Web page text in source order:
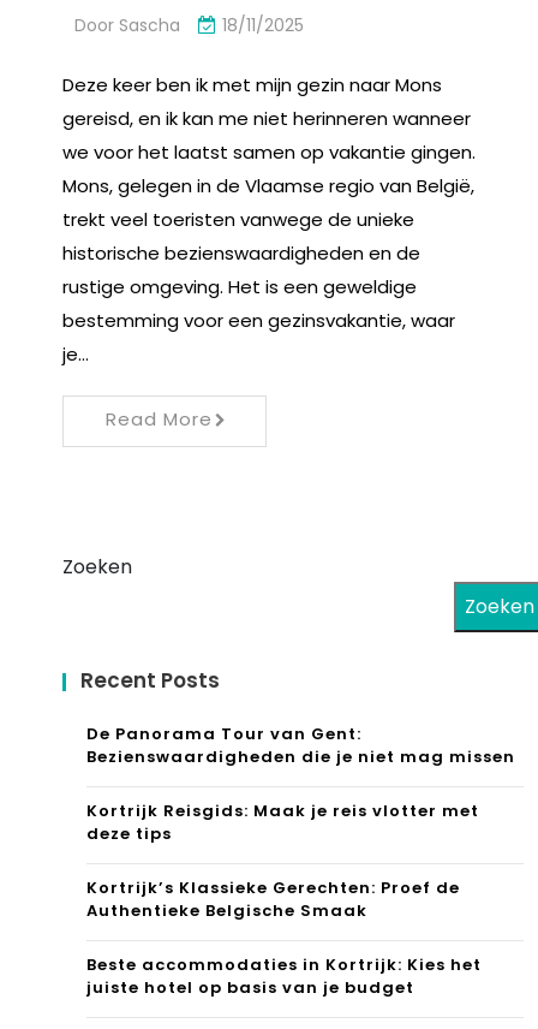
Door Sascha 18/11/2025
Deze keer ben ik met mijn gezin naar Mons
gereisd, en ik kan me niet herinneren wanneer
we voor het laatst samen op vakantie gingen.
Mons, gelegen in de Vlaamse regio van België,
trekt veel toeristen vanwege de unieke
historische bezienswaardigheden en de
rustige omgeving. Het is een geweldige
bestemming voor een gezinsvakantie, waar
je…
Read More
Zoeken
Zoeken
Recent Posts
De Panorama Tour van Gent:
Bezienswaardigheden die je niet mag missen
Kortrijk Reisgids: Maak je reis vlotter met
deze tips
Kortrijk’s Klassieke Gerechten: Proef de
Authentieke Belgische Smaak
Beste accommodaties in Kortrijk: Kies het
juiste hotel op basis van je budget